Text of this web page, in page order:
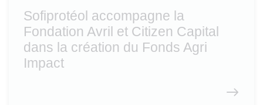
Sofiprotéol accompagne la
Fondation Avril et Citizen Capital
dans la création du Fonds Agri
Impact